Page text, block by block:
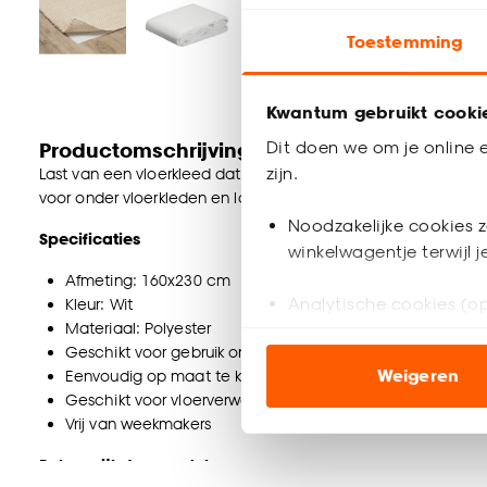
Toestemming
Kwantum gebruikt
Dit doen we om je online
zijn.
Noodzakelijke cookies
winkelwagentje terwijl
Analytische cookies
ook buiten de
Klik op ‘Ja, alles
Weigeren
Productomschrijving
Last van een vloerkleed dat verschuift of opkrult? Met deze
voor onder vloerkleden en lopers, zodat je huis niet alleen
Specificaties
Afmeting: 160x230 cm
Kleur: Wit
Materiaal: Polyester
Geschikt voor gebruik onder vloerkleden en lopers
Eenvoudig op maat te knippen
Geschikt voor vloerverwarming
Vrij van weekmakers
Belangrijkste voordelen